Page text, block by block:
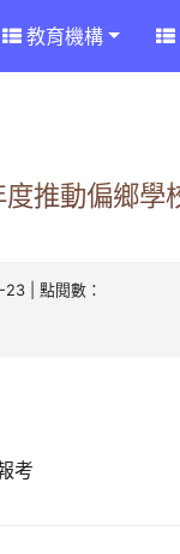
教育機構
推動偏鄉
| 點閱數：
考